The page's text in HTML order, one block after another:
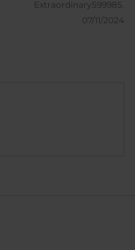
Extraordinary599985.
07/11/2024